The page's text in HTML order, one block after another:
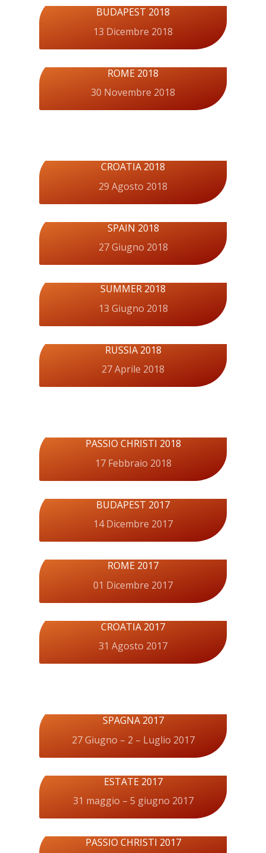
BUDAPEST 2018
13 Dicembre 2018
ROME 2018
30 Novembre 2018
CROATIA 2018
29 Agosto 2018
SPAIN 2018
27 Giugno 2018
SUMMER 2018
13 Giugno 2018
RUSSIA 2018
27 Aprile 2018
PASSIO CHRISTI 2018
17 Febbraio 2018
BUDAPEST 2017
14 Dicembre 2017
ROME 2017
01 Dicembre 2017
CROATIA 2017
31 Agosto 2017
SPAGNA 2017
27 Giugno – 2 – Luglio 2017
ESTATE 2017
31 maggio – 5 giugno 2017
PASSIO CHRISTI 2017